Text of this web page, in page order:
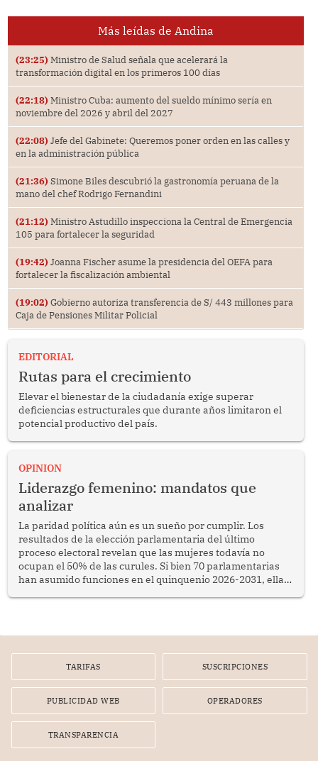
Más leídas de Andina
(23:25) Ministro de Salud señala que acelerará la
transformación digital en los primeros 100 días
(22:18) Ministro Cuba: aumento del sueldo mínimo sería en
noviembre del 2026 y abril del 2027
(22:08) Jefe del Gabinete: Queremos poner orden en las calles y
en la administración pública
(21:36) Simone Biles descubrió la gastronomía peruana de la
mano del chef Rodrigo Fernandini
(21:12) Ministro Astudillo inspecciona la Central de Emergencia
105 para fortalecer la seguridad
(19:42) Joanna Fischer asume la presidencia del OEFA para
fortalecer la fiscalización ambiental
(19:02) Gobierno autoriza transferencia de S/ 443 millones para
Caja de Pensiones Militar Policial
EDITORIAL
Rutas para el crecimiento
Elevar el bienestar de la ciudadanía exige superar
deficiencias estructurales que durante años limitaron el
potencial productivo del país.
OPINION
Liderazgo femenino: mandatos que
analizar
La paridad política aún es un sueño por cumplir. Los
resultados de la elección parlamentaria del último
proceso electoral revelan que las mujeres todavía no
ocupan el 50% de las curules. Si bien 70 parlamentarias
han asumido funciones en el quinquenio 2026-2031, ellas
TARIFAS SUSCRIPCIONES
PUBLICIDAD WEB OPERADORES
TRANSPARENCIA